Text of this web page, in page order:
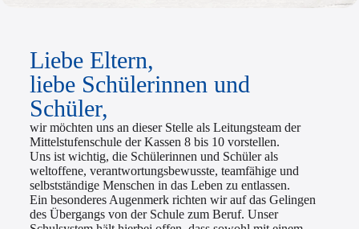
Liebe Eltern,
liebe Schülerinnen und
Schüler,
wir möchten uns an dieser Stelle als Leitungsteam der
Mittelstufenschule der Kassen 8 bis 10 vorstellen.
Uns ist wichtig, die Schülerinnen und Schüler als
weltoffene, verantwortungsbewusste, teamfähige und
selbstständige Menschen in das Leben zu entlassen.
Ein besonderes Augenmerk richten wir auf das Gelingen
des Übergangs von der Schule zum Beruf. Unser